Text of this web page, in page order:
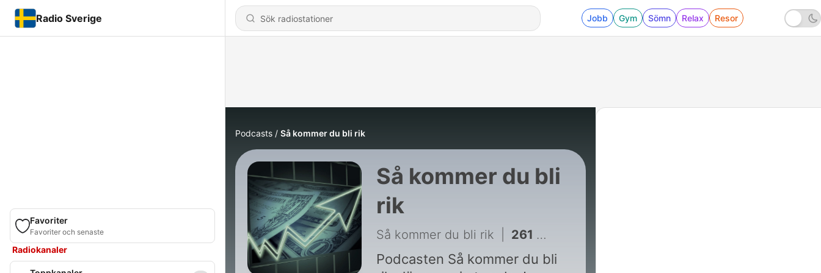
Radio Sverige Jobb Gym Sömn Relax Resor
Favoriter
Favoriter och senaste
Radiokanaler
Podcasts Så kommer du bli rik
Så kommer du bli
rik
Så kommer du bli rik 261 - 156.Vacatioon🌴
Podcasten Så kommer du bli